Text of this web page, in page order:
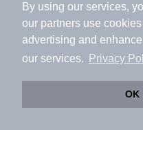
By using our services,
our partners use
advertising and
our services.
Privacy
OK
アプリに切り替えて
会員登録なしですぐ使
13.9万円
（管理費5,000
1.0ヶ月